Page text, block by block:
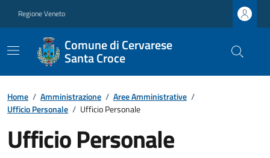
Regione Veneto
Comune di Cervarese
Santa Croce
Home / Amministrazione / Aree Amministrative /
Ufficio Personale / Ufficio Personale
Ufficio Personale